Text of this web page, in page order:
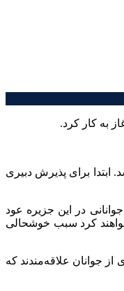
به کار کرد.
ابتدا برای پذیرش دبیری
در این جزیره عود
خواهند کرد سبب خوشحالی
جوانان علاقه‌مندند که